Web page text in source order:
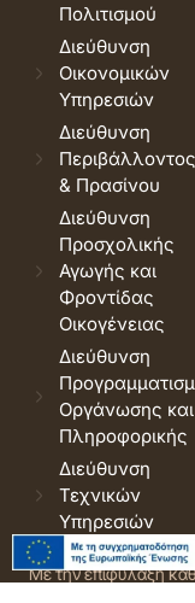
Πολιτισμού
Διεύθυνση
Οικονομικών
Υπηρεσιών
Διεύθυνση
Περιβάλλοντος
& Πρασίνου
Διεύθυνση
Προσχολικής
Αγωγής και
Φροντίδας
Οικογένειας
Διεύθυνση
Οργάνωσης και
Πληροφορικής
Διεύθυνση
Τεχνικών
Υπηρεσιών
© 2026 Δήμος
Με την επιφύλαξη